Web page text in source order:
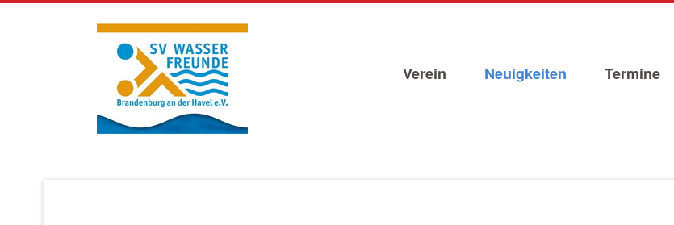
Navigation
überspringen
Verein Neuigkeiten Termine
Navigation